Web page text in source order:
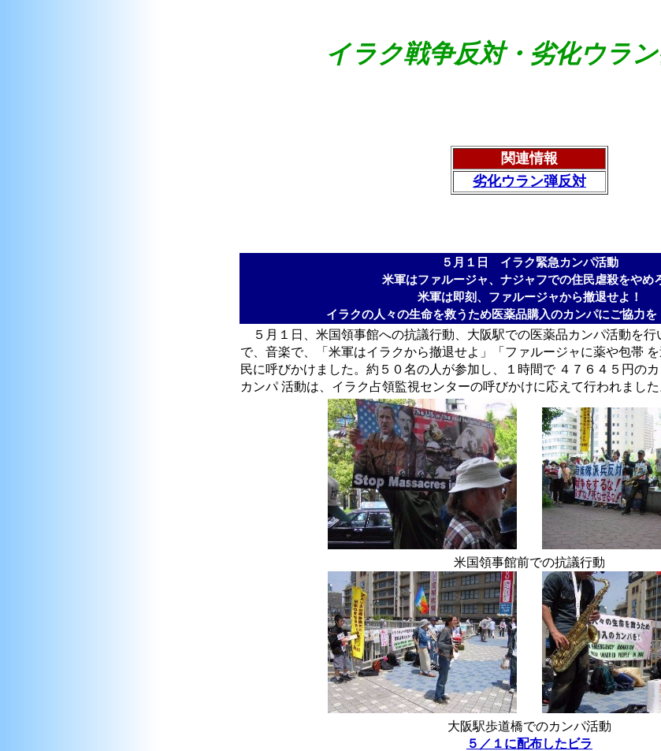
イラク戦争反対・劣化ウラ
関連情報
劣化ウラン弾反対
５月１日 イラク緊急カンパ活動
米軍はファルージャ、ナジャフでの住民虐殺をやめ
米軍は即刻、ファルージャから撤退せよ！
イラクの人々の生命を救うため医薬品購入のカンパにご協力
５月１日、米国領事館への抗議行動、大阪駅での医薬品カンパ活動を行
で、音楽で、「米軍はイラクから撤退せよ」「ファルージャに薬や包帯
民に呼びかけました。約５０名の人が参加し、１時間で ４７６４５円の
カンパ 活動は、イラク占領監視センターの呼びかけに応えて行われました
米国領事館前での抗議行動
大阪駅歩道橋でのカンパ活動
５／１に配布したビラ